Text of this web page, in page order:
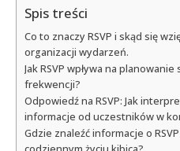
Spis treści
Co to znaczy RSVP i skąd się
organizacji wydarzeń.
Jak RSVP wpływa na
frekwencji?
Odpowiedź na RSVP: Jak
informacje od uczestników w
Gdzie znaleźć informacje o